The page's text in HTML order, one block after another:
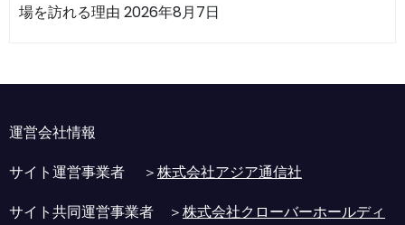
場を訪れる理由 2026年8月7日
運営会社情報
サイト運営事業者 ＞株式会社アジア通信社
サイト共同運営事業者 ＞株式会社クローバーホールディ